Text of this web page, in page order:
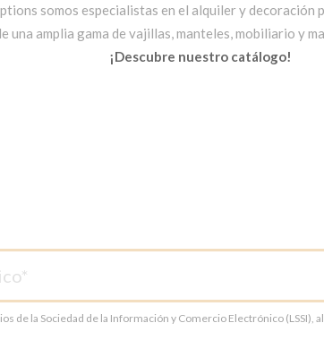
somos especialistas en el alquiler y decoración
una amplia gama de vajillas, manteles, mobiliario y
¡Descubre nuestro catálogo!
de la Sociedad de la Información y Comercio Electrónico